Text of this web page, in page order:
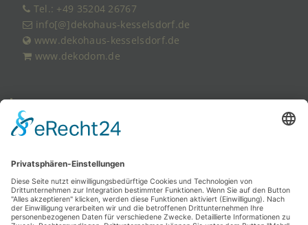
Tel.: +49 35204 26767
info[@]dekohaus-kesselsdorf.de
www.dekohaus-kesselsdorf.de
www.dekodom.de
Newsletter
Wir halten Sie über unsere Neuheiten auf dem Laufenden.
Service & Informationen
Handelsvertretungen